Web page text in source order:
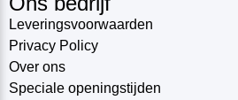
Leveringsvoorwaarden
Privacy Policy
Over ons
Speciale openingstijden